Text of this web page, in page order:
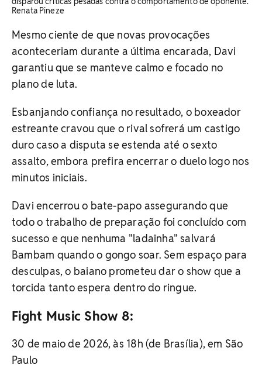
Renata Pineze
Mesmo ciente de que novas provocações
aconteceriam durante a última encarada, Davi
garantiu que se manteve calmo e focado no
plano de luta.
Esbanjando confiança no resultado, o boxeador
estreante cravou que o rival sofrerá um castigo
duro caso a disputa se estenda até o sexto
assalto, embora prefira encerrar o duelo logo nos
minutos iniciais.
Davi encerrou o bate-papo assegurando que
todo o trabalho de preparação foi concluído com
sucesso e que nenhuma "ladainha" salvará
Bambam quando o gongo soar. Sem espaço para
desculpas, o baiano prometeu dar o show que a
torcida tanto espera dentro do ringue.
Fight Music Show 8:
30 de maio de 2026, às 18h (de Brasília), em São
Paulo